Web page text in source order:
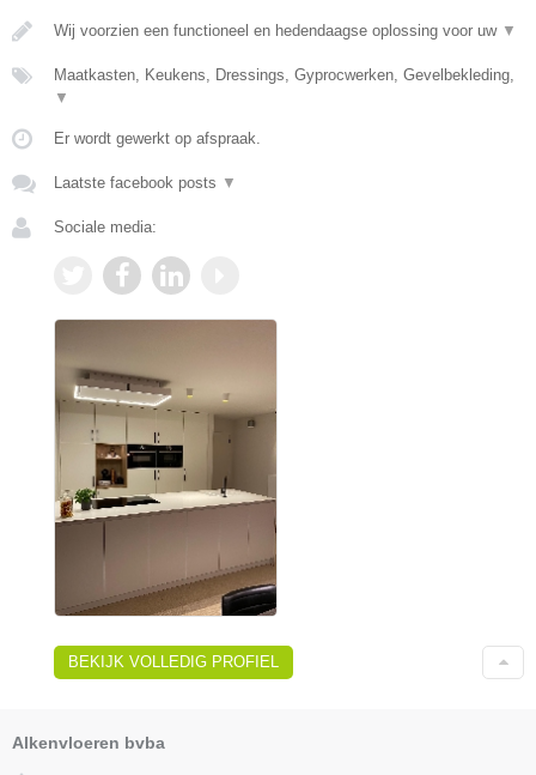
Wij voorzien een functioneel en hedendaagse oplossing voor uw ▼
Maatkasten, Keukens, Dressings, Gyprocwerken, Gevelbekleding,
▼
Er wordt gewerkt op afspraak.
Laatste facebook posts ▼
Sociale media:
BEKIJK VOLLEDIG PROFIEL
Alkenvloeren bvba